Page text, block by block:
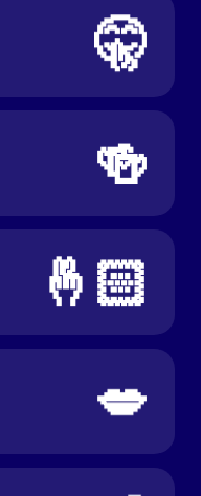
🤫
🍻
🤞🏻
💋